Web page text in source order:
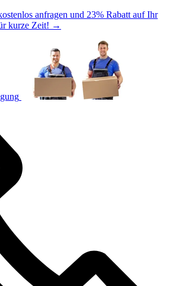
anfragen und 23% Rabatt auf Ihr
kurze Zeit! →